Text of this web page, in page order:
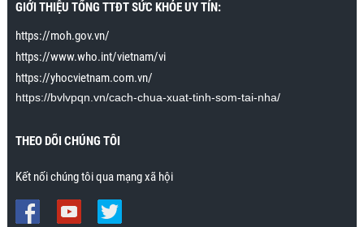
dài tới khoảng 30 giây. Trước đây cô ấy lên đỉnh chỉ
kéo dài trong vài giây. Cảm ơn chương trình rất
nhiều.”
GIỚI THIỆU TỔNG TTĐT SỨC KHỎE UY TÍN:
https://moh.gov.vn/
https://www.who.int/vietnam/vi
https://yhocvietnam.com.vn/
https://bvlvpqn.vn/cach-chua-xuat-tinh-som-tai-nha/
THEO DÕI CHÚNG TÔI
Kết nối chúng tôi qua mạng xã hội